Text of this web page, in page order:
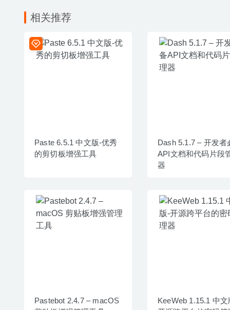
相关推荐
Paste 6.5.1 中文版-优秀
的剪切板增强工具
Dash 5.1.7 – 开发者
API文档和代码片段
器
Pastebot 2.4.7 – macOS
KeeWeb 1.15.1 中文